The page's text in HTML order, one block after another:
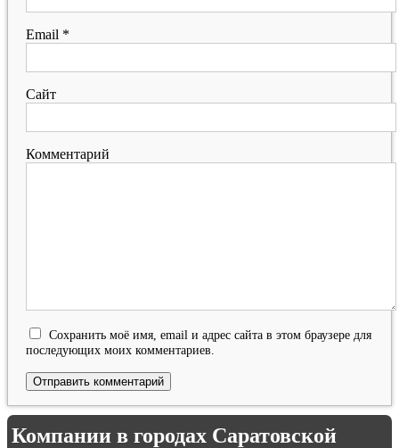
Email *
Сайт
Комментарий
Сохранить моё имя, email и адрес сайта в этом браузере для
последующих моих комментариев.
Компании в городах Саратовской